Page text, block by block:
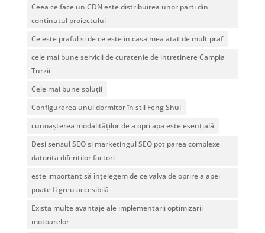
Ceea ce face un CDN este distribuirea unor parti din
continutul proiectului
Ce este praful si de ce este in casa mea atat de mult praf
cele mai bune servicii de curatenie de intretinere Campia
Turzii
Cele mai bune soluții
Configurarea unui dormitor în stil Feng Shui
cunoașterea modalităților de a opri apa este esențială
Desi sensul SEO si marketingul SEO pot parea complexe
datorita diferitilor factori
este important să înțelegem de ce valva de oprire a apei
poate fi greu accesibilă
Exista multe avantaje ale implementarii optimizarii
motoarelor